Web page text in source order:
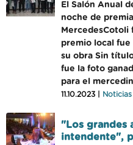
El Salón Anual
noche de
MercedesCotoli
premio local fue
su obra Sin
fue la foto
para el
11.10.2023 | Noticias
"Los grandes
intendente",